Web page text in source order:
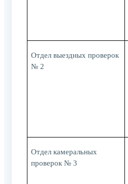
Отдел выездных проверок
№ 2
Отдел камеральных
проверок № 3